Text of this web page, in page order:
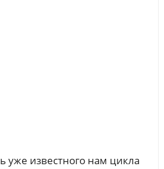
уже известного нам цикла